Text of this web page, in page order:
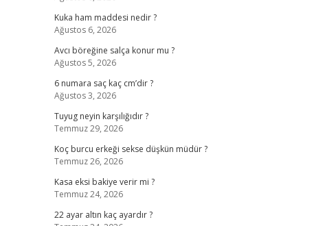
Kuka ham maddesi nedir ?
Ağustos 6, 2026
Avcı böreğine salça konur mu ?
Ağustos 5, 2026
6 numara saç kaç cm’dir ?
Ağustos 3, 2026
Tuyug neyin karşılığıdır ?
Temmuz 29, 2026
Koç burcu erkeği sekse düşkün müdür ?
Temmuz 26, 2026
Kasa eksi bakiye verir mi ?
Temmuz 24, 2026
22 ayar altın kaç ayardır ?